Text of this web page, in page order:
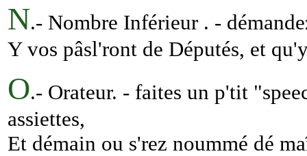
N.- Nombre Inférieur . -
Y vos pâsl'ront de Députés, et
O.- Orateur. - faites un p'tit
assiettes,
Et démain ou s'rez noummé dé